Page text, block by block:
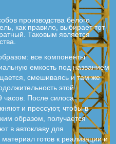
производства белого
как правило, выбирает тот
Таковым является
все компоненты
емкость под названием
смешиваясь и там же
этой
часов. После силоса
и прессуют, чтобы в
образом, получается
в автоклаву для
готов к реализации и